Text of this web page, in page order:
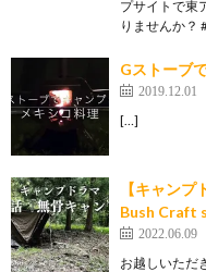
プサイトで東
りませんか？
Gストーブ
2019.12.01
[…]
【キャン
Bush Craft
2022.06.09
お越しいただ